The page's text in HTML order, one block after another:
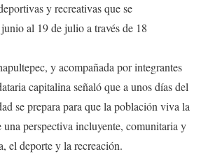
y recreativas que se
al 19 de julio a través de 18
y acompañada por integrantes
capitalina señaló que a unos días del
se prepara para que la población viva la
perspectiva incluyente, comunitaria y
el deporte y la recreación.